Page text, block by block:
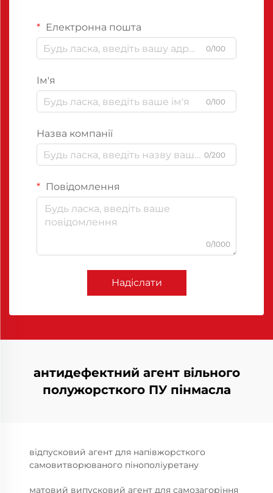
Електронна пошта
0/100
Ім'я
0/100
Назва компанії
0/200
Повідомлення
0/1000
Надіслати
антидефектний агент вільного
полужорсткого ПУ пінмасла
відпусковий агент для напівжорсткого
самовитворюваного пінополіуретану
матовий випусковий агент для самозагоріння